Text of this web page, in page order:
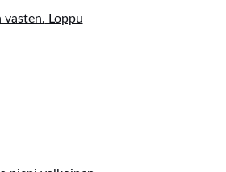
Loppu